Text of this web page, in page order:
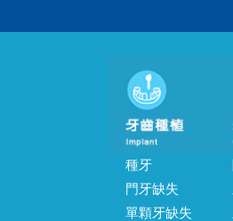
種牙
門牙缺失
單顆牙缺失